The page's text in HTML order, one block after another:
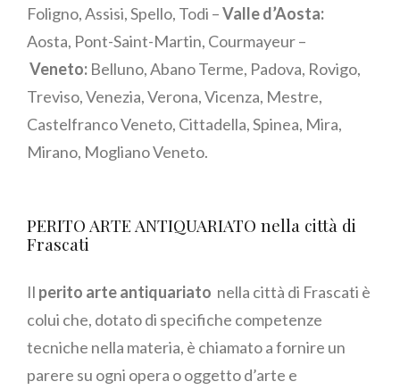
Foligno, Assisi, Spello, Todi –Valle d’Aosta:
Aosta, Pont-Saint-Martin, Courmayeur –
Veneto: Belluno, Abano Terme, Padova, Rovigo,
Treviso, Venezia, Verona, Vicenza, Mestre,
Castelfranco Veneto, Cittadella, Spinea, Mira,
Mirano, Mogliano Veneto.
PERITO ARTE ANTIQUARIATO nella città di
Frascati
Il perito arte antiquariato nella città di Frascati è
colui che, dotato di specifiche competenze
tecniche nella materia, è chiamato a fornire un
parere su ogni opera o oggetto d’arte e